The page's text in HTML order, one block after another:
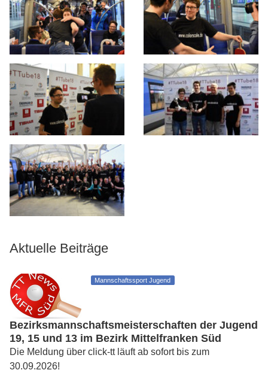
Aktuelle Beiträge
Mannschaftssport Jugend
Bezirksmannschaftsmeisterschaften der Jugend
19, 15 und 13 im Bezirk Mittelfranken Süd
Die Meldung über click-tt läuft ab sofort bis zum
30.09.2026!